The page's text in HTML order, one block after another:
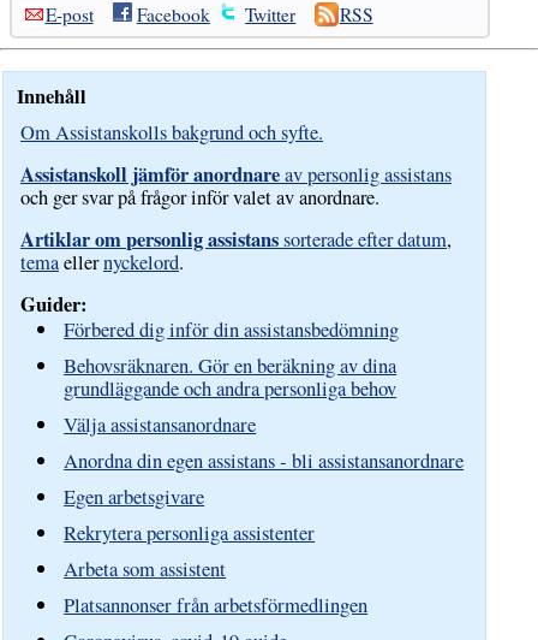
E-post Facebook Twitter RSS
Innehåll
Om Assistanskolls bakgrund och syfte.
Assistanskoll jämför anordnareav personlig assistans
och ger svar på frågor inför valet av anordnare.
Artiklar om personlig assistanssorterade efter datum,
temaellernyckelord.
Guider:
Förbered dig inför din assistansbedömning
Behovsräknaren. Gör en beräkning av dina
grundläggande och andra personliga behov
Välja assistansanordnare
Anordna din egen assistans - bli assistansanordnare
Egen arbetsgivare
Rekrytera personliga assistenter
Arbeta som assistent
Platsannonser från arbetsförmedlingen